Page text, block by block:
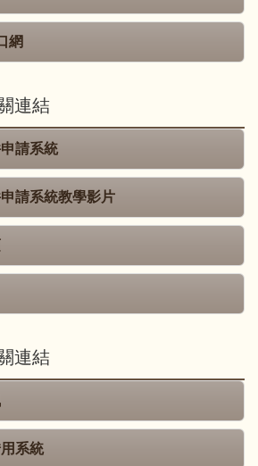
網
連結
請系統
請系統教學影片
連結
系統